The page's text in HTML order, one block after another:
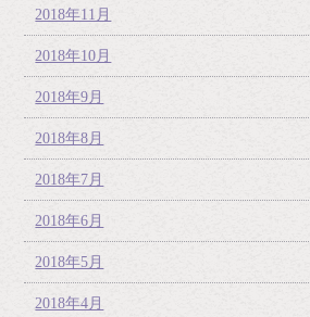
2018年11月
2018年10月
2018年9月
2018年8月
2018年7月
2018年6月
2018年5月
2018年4月